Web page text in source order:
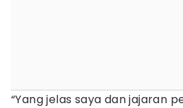
“Yang jelas saya dan jajaran